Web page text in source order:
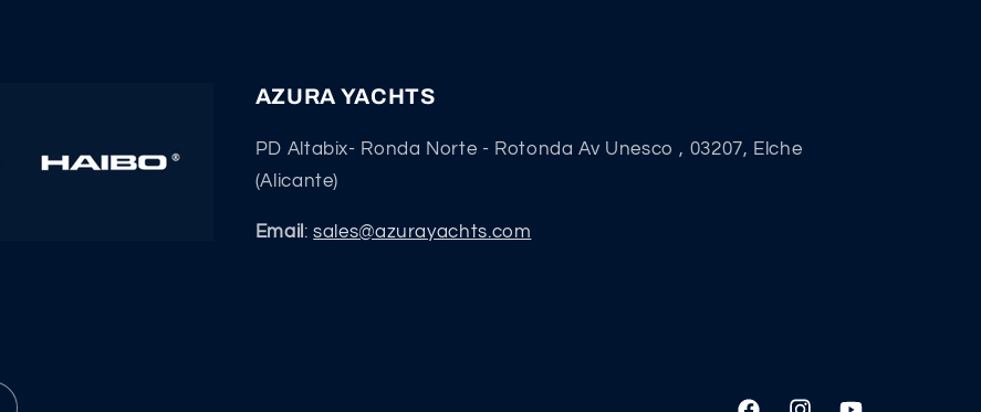
AZURA YACHTS
PD Altabix- Ronda Norte - Rotonda Av Unesco , 03207, Elche
(Alicante)
Email :sales@azurayachts.com